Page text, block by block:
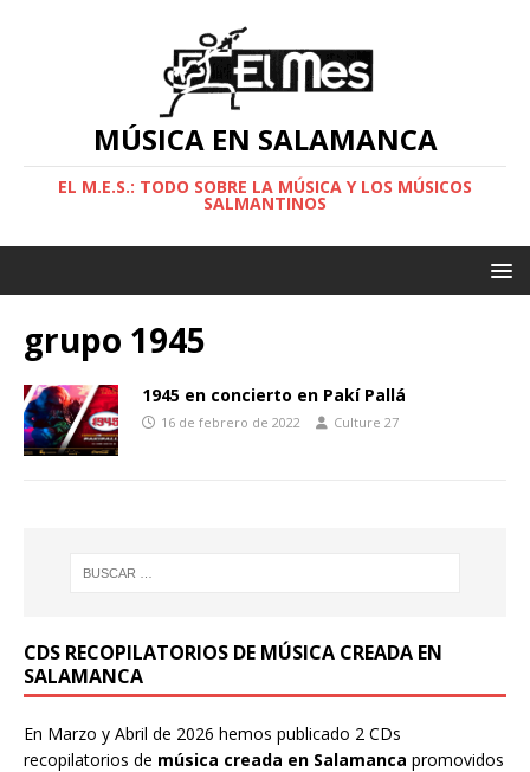
MÚSICA EN SALAMANCA
EL M.E.S.: TODO SOBRE LA MÚSICA Y LOS MÚSICOS
SALMANTINOS
grupo 1945
1945 en concierto en Pakí Pallá
16 de febrero de 2022 Culture 27
CDS RECOPILATORIOS DE MÚSICA CREADA EN
SALAMANCA
En Marzo y Abril de 2026 hemos publicado 2 CDs
recopilatorios de música creada en Salamanca promovidos